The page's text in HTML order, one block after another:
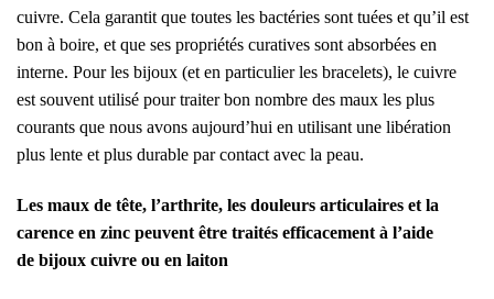
cuivre. Cela garantit que toutes les bactéries sont tuées et qu’il est
bon à boire, et que ses propriétés curatives sont absorbées en
interne. Pour les bijoux (et en particulier les bracelets), le cuivre
est souvent utilisé pour traiter bon nombre des maux les plus
courants que nous avons aujourd’hui en utilisant une libération
plus lente et plus durable par contact avec la peau.
Les maux de tête, l’arthrite, les douleurs articulaires et la
carence en zinc peuvent être traités efficacement à l’aide
de bijoux cuivre ou en laiton